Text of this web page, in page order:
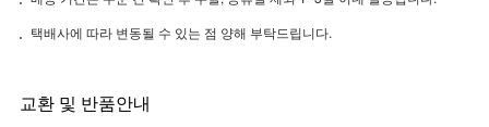
택배사에 따라 변동될 수 있는 점 양해 부탁드립니다.
교환 및 반품안내